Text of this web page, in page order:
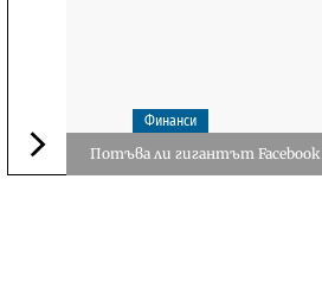
Следваща новина
Финанси
Потъва ли гигантът Facebook